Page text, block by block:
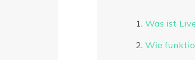
Was ist
Wie